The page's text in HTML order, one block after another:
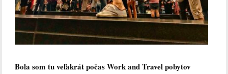
Bola som tu veľakrát počas Work and Travel pobytov